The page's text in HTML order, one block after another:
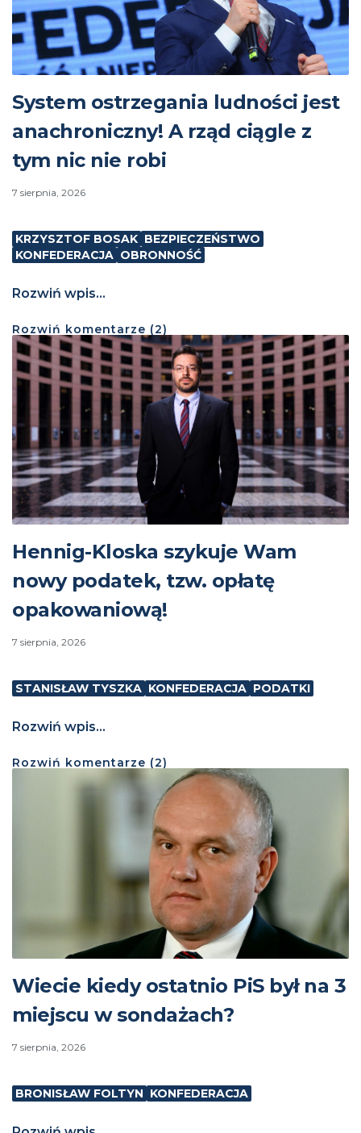
System ostrzegania ludności jest
anachroniczny! A rząd ciągle z
tym nic nie robi
7 sierpnia, 2026
KRZYSZTOF BOSAK BEZPIECZEŃSTWO
KONFEDERACJA OBRONNOŚĆ
Rozwiń wpis...
Rozwiń komentarze (2)
Hennig-Kloska szykuje Wam
nowy podatek, tzw. opłatę
opakowaniową!
7 sierpnia, 2026
STANISŁAW TYSZKA KONFEDERACJA PODATKI
Rozwiń wpis...
Rozwiń komentarze (2)
Wiecie kiedy ostatnio PiS był na 3
miejscu w sondażach?
7 sierpnia, 2026
BRONISŁAW FOLTYN KONFEDERACJA